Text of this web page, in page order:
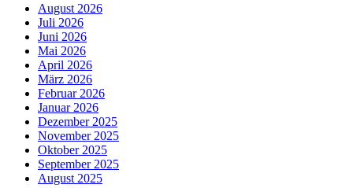
August 2026
Juli 2026
Juni 2026
Mai 2026
April 2026
März 2026
Februar 2026
Januar 2026
Dezember 2025
November 2025
Oktober 2025
September 2025
August 2025